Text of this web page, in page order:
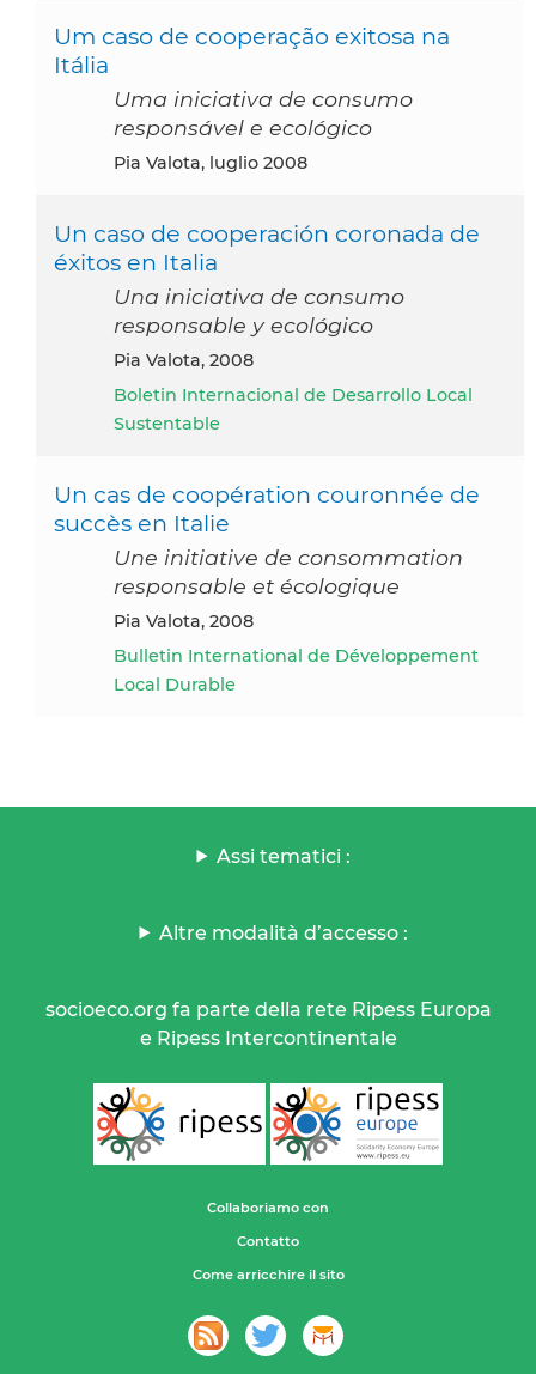
Um caso de cooperação exitosa na
Itália
Uma iniciativa de consumo
responsável e ecológico
Pia Valota, luglio 2008
Un caso de cooperación coronada de
éxitos en Italia
Una iniciativa de consumo
responsable y ecológico
Pia Valota, 2008
Boletin Internacional de Desarrollo Local
Sustentable
Un cas de coopération couronnée de
succès en Italie
Une initiative de consommation
responsable et écologique
Pia Valota, 2008
Bulletin International de Développement
Local Durable
Assi tematici :
Altre modalità d’accesso :
socioeco.org fa parte della rete Ripess Europa
e Ripess Intercontinentale
Collaboriamo con
Contatto
Come arricchire il sito